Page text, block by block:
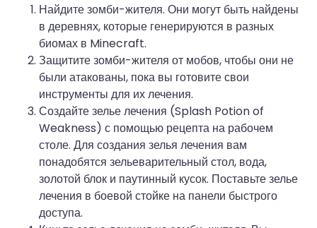
Найдите зомби-жителя. Они могут быть найдены
в деревнях, которые генерируются в разных
биомах в Minecraft.
Защитите зомби-жителя от мобов, чтобы они не
были атакованы, пока вы готовите свои
инструменты для их лечения.
Создайте зелье лечения (Splash Potion of
Weakness) с помощью рецепта на рабочем
столе. Для создания зелья лечения вам
понадобятся зельеварительный стол, вода,
золотой блок и паутинный кусок. Поставьте зелье
лечения в боевой стойке на панели быстрого
доступа.